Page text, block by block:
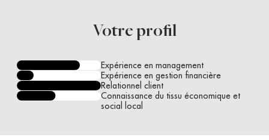
Votre profil
Expérience en management
Expérience en gestion financière
Relationnel client
Connaissance du tissu économique et
social local